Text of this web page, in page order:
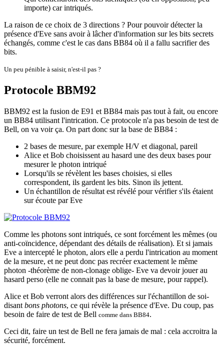
importe) car intriqués.
La raison de ce choix de 3 directions ? Pour pouvoir détecter la
présence d'Eve sans avoir à lâcher d'information sur les bits secrets
échangés, comme c'est le cas dans BB84 où il a fallu sacrifier des
bits.
Un peu pénible à saisir, n'est-il pas ?
Protocole BBM92
BBM92 est la fusion de E91 et BB84 mais pas tout à fait, ou encore
un BB84 utilisant l'intrication. Ce protocole n'a pas besoin de test de
Bell, on va voir ça. On part donc sur la base de BB84 :
2 bases de mesure, par exemple H/V et diagonal, pareil
Alice et Bob choisissent au hasard une des deux bases pour
mesurer le photon intriqué
Lorsqu'ils se révèlent les bases choisies, si elles
correspondent, ils gardent les bits. Sinon ils jettent.
Un échantillon de résultat est révélé pour vérifier s'ils étaient
sur écoute par Eve
Comme les photons sont intriqués, ce sont forcément les mêmes (ou
anti-coïncidence, dépendant des détails de réalisation). Et si jamais
Eve a intercepté le photon, alors elle a perdu l'intrication au moment
de la mesure, et ne peut donc pas recréer exactement le même
photon -théorème de non-clonage oblige- Eve va devoir jouer au
hasard perso (elle ne connait pas la base de mesure, pour rappel).
Alice et Bob verront alors des différences sur l'échantillon de soi-
disant bons photons, ce qui révèle la présence d'Eve. Du coup, pas
besoin de faire de test de Bell comme dans BB84.
Ceci dit, faire un test de Bell ne fera jamais de mal : cela accroitra la
sécurité, forcément.